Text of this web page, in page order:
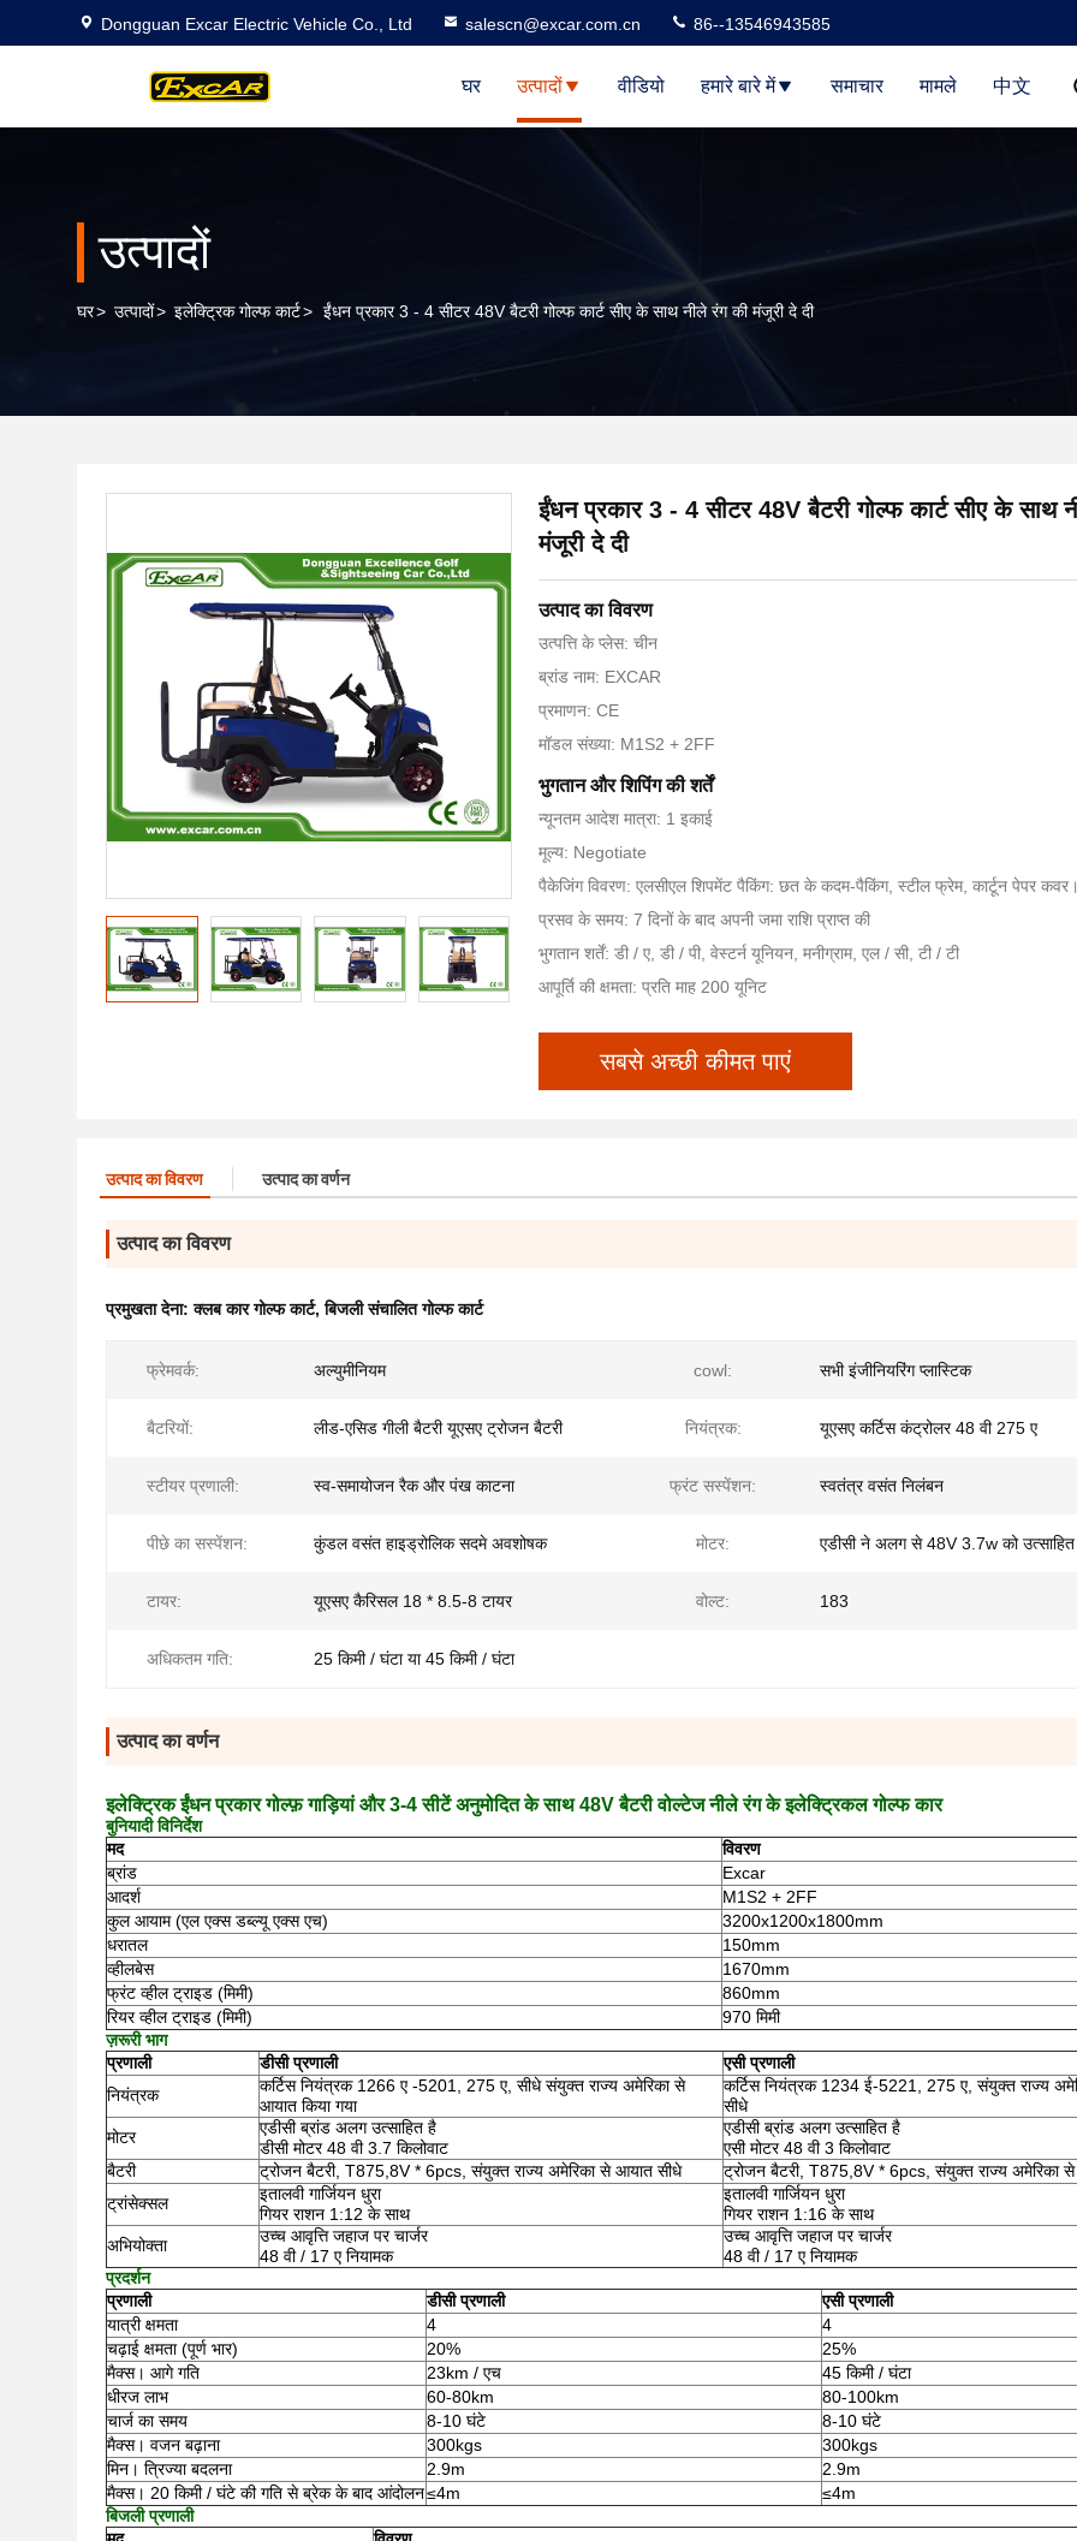
Dongguan Excar Electric Vehicle Co., Ltd salescn@excar.com.cn 86--13546943585
घर उत्पादों वीडियो हमारे बारे में समाचार मामले 中文
उत्पादों
घर> उत्पादों> इलेक्ट्रिक गोल्फ कार्ट> ईंधन प्रकार 3 - 4 सीटर 48V बैटरी गोल्फ कार्ट सीए के साथ नीले रंग की मंजूरी दे दी
ईंधन प्रकार 3 - 4 सीटर 48V बैटरी गोल्फ कार्ट सीए के साथ
मंजूरी दे दी
उत्पाद का विवरण
उत्पत्ति के प्लेस: चीन
ब्रांड नाम: EXCAR
प्रमाणन: CE
मॉडल संख्या: M1S2 + 2FF
भुगतान और शिपिंग की शर्तें
न्यूनतम आदेश मात्रा: 1 इकाई
मूल्य: Negotiate
पैकेजिंग विवरण: एलसीएल शिपमेंट पैकिंग: छत के कदम-पैकिंग, स्टील फ्रेम, कार्टून पेपर कवर।
प्रसव के समय: 7 दिनों के बाद अपनी जमा राशि प्राप्त की
भुगतान शर्तें: डी / ए, डी / पी, वेस्टर्न यूनियन, मनीग्राम, एल / सी, टी / टी
आपूर्ति की क्षमता: प्रति माह 200 यूनिट
सबसे अच्छी कीमत पाएं
उत्पाद का विवरण उत्पाद का वर्णन
उत्पाद का विवरण
प्रमुखता देना:क्लब कार गोल्फ कार्ट,बिजली संचालित गोल्फ कार्ट
फ्रेमवर्क: अल्युमीनियम cowl: सभी इंजीनियरिंग प्लास्टिक
बैटरियों: लीड-एसिड गीली बैटरी यूएसए ट्रोजन बैटरी नियंत्रक: यूएसए कर्टिस कंट्रोलर 48 वी 275 ए
स्टीयर प्रणाली: स्व-समायोजन रैक और पंख काटना फ्रंट सस्पेंशन: स्वतंत्र वसंत निलंबन
पीछे का सस्पेंशन: कुंडल वसंत हाइड्रोलिक सदमे अवशोषक मोटर: एडीसी ने अलग से 48V 3.7w को उत्साहित
टायर: यूएसए कैरिसल 18 * 8.5-8 टायर वोल्ट: 183
अधिकतम गति: 25 किमी / घंटा या 45 किमी / घंटा
उत्पाद का वर्णन
इलेक्ट्रिक ईंधन प्रकार गोल्फ़ गाड़ियां और 3-4 सीटें अनुमोदित के साथ 48V बैटरी वोल्टेज नीले रंग के इलेक्ट्रिकल गोल्फ कार
बुनियादी विनिर्देश
मद
विवरण
ब्रांड
Excar
आदर्श
M1S2 + 2FF
कुल आयाम (एल एक्स डब्ल्यू एक्स एच)
3200x1200x1800mm
धरातल
150mm
व्हीलबेस
1670mm
फ्रंट व्हील ट्राइड (मिमी)
860mm
रियर व्हील ट्राइड (मिमी)
970 मिमी
ज़रूरी भाग
प्रणाली
डीसी प्रणाली
एसी प्रणाली
नियंत्रक
कर्टिस नियंत्रक 1266 ए -5201, 275 ए, सीधे संयुक्त राज्य अमेरिका से
आयात किया गया
कर्टिस नियंत्रक 1234 ई-5221, 275 ए, संयुक्त राज्य
सीधे
मोटर
एडीसी ब्रांड अलग उत्साहित है
डीसी मोटर 48 वी 3.7 किलोवाट
एडीसी ब्रांड अलग उत्साहित है
एसी मोटर 48 वी 3 किलोवाट
बैटरी
ट्रोजन बैटरी, T875,8V * 6pcs, संयुक्त राज्य अमेरिका से आयात सीधे
ट्रोजन बैटरी, T875,8V * 6pcs, संयुक्त राज्य अमेरिका
ट्रांसेक्सल
इतालवी गार्जियन धुरा
गियर राशन 1:12 के साथ
इतालवी गार्जियन धुरा
गियर राशन 1:16 के साथ
अभियोक्ता
उच्च आवृत्ति जहाज पर चार्जर
48 वी / 17 ए नियामक
उच्च आवृत्ति जहाज पर चार्जर
48 वी / 17 ए नियामक
प्रदर्शन
प्रणाली
डीसी प्रणाली
एसी प्रणाली
यात्री क्षमता
4
4
चढ़ाई क्षमता (पूर्ण भार)
20%
25%
मैक्स। आगे गति 23km / एच
45 किमी / घंटा
धीरज लाभ
60-80km
80-100km
चार्ज का समय
8-10 घंटे
8-10 घंटे
मैक्स। वजन बढ़ाना 300kgs
300kgs
मिन। त्रिज्या बदलना 2.9m
2.9m
मैक्स। 20 किमी / घंटे की गति से ब्रेक के बाद आंदोलन≤4m
≤4m
बिजली प्रणाली